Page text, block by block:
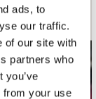
ads, to
our traffic.
of our site with
partners who
you’ve
from your use